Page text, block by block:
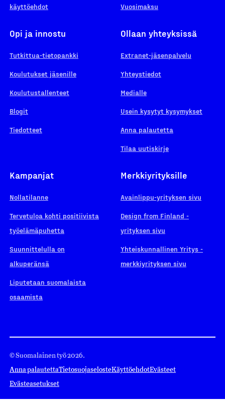
käyttöehdot
Vuosimaksu
Opi ja innostu
Tutkittua-tietopankki
Koulutukset jäsenille
Koulutustallenteet
Blogit
Tiedotteet
Ollaan yhteyksissä
Extranet-jäsenpalvelu
Yhteystiedot
Medialle
Usein kysytyt kysymykset
Anna palautetta
Tilaa uutiskirje
Kampanjat
Nollatilanne
Tervetuloa kohti positiivista
työelämäpuhetta
Suunnittelulla on
alkuperänsä
Liputetaan suomalaista
osaamista
Merkkiyrityksille
Avainlippu-yrityksen sivu
Design from Finland -
yrityksen sivu
Yhteiskunnallinen Yritys -
merkkiyrityksen sivu
© Suomalainen työ 2026.
Anna palautettaTietosuojaselosteKäyttöehdotEvästeet
Evästeasetukset